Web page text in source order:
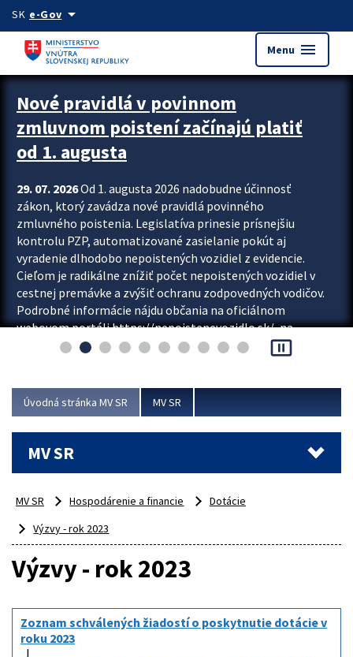
Preskocit na hlavný obsah
SK e-Govarrow_drop_down
Menu menu
Zastavit automatický posun upútavok
Nové pravidlá v povinnom
zmluvnom poistení začínajú platiť
od 1. augusta
29. 07. 2026Od 1. augusta 2026 nadobudne účinnosť
zákon, ktorý zavádza nové pravidlá povinného
zmluvného poistenia. Legislatíva prinesie prísnejšiu
kontrolu PZP, automatizované zasielanie pokút aj
vyradenie dlhodobo nepoistených vozidiel z evidencie.
Cieľom je radikálne znížiť počet nepoistených vozidiel v
cestnej premávke a zvýšiť ochranu zodpovedných vodičov.
Podrobné informácie nájdu občania na oficiálnom
webovom portáli https://nepoistenevozidlo.sk/, na
ktorom od augusta pribudne aj možnosť overiť si...
pause_presentation
Úvodná stránka MV SR MV SR
MV SR
MV SR Hospodárenie a financie
Dotácie
Výzvy - rok 2023
Výzvy - rok 2023
Zoznam schválených žiadostí o poskytnutie dotácie v
roku 2023